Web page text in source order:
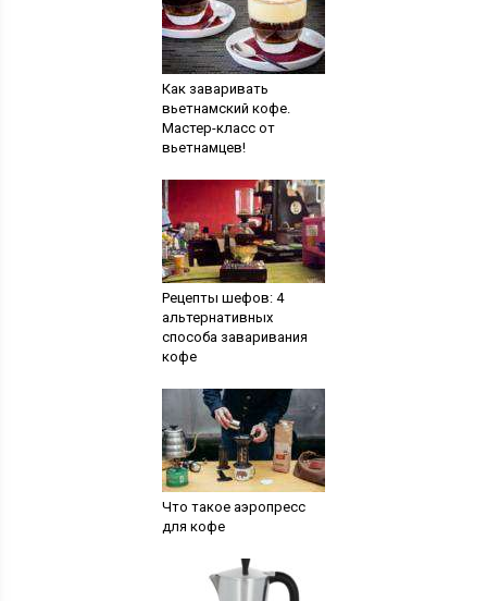
Как заваривать
вьетнамский кофе.
Мастер-класс от
вьетнамцев!
Рецепты шефов: 4
альтернативных
способа заваривания
кофе
Что такое аэропресс
для кофе